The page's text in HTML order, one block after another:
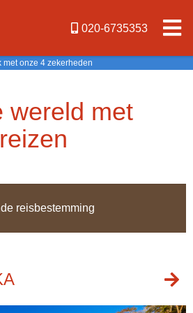
020-6735353
met onze 4 zekerheden
wereld met